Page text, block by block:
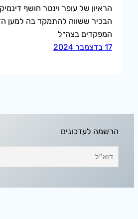
הראיון של עופר וינטר חושף
הבכיר ששווה להתמקד בה למען
המפקדים בצה״ל
17 בדצמבר 2024
הרשמה לעדכונים